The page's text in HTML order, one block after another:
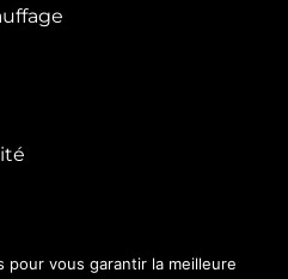
pour vous garantir la meilleure